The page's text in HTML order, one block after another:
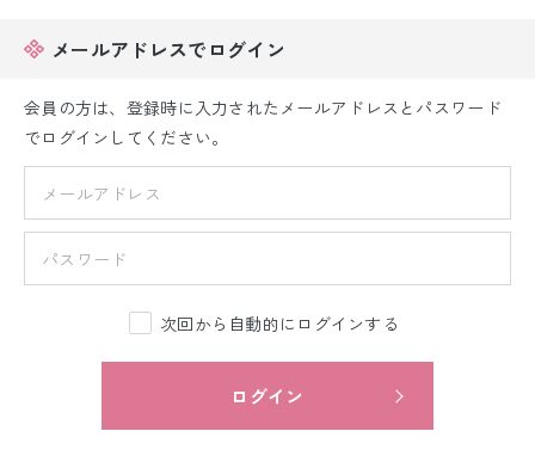
ベビー着物レンタル
ジュニア着物レンタル
紋付袴レンタル
メールアドレスでログイン
会員の方は、登録時に入力されたメールアドレスとパスワード
でログインしてください。
次回から自動的にログインする
ログイン